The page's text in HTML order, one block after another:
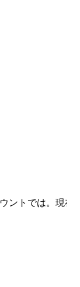
ントでは。現